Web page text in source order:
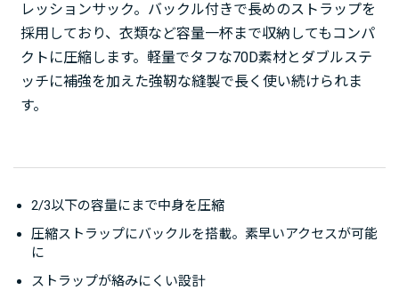
レッションサック。バックル付きで長めのストラップを
採用しており、衣類など容量一杯まで収納してもコンパ
クトに圧縮します。軽量でタフな70D素材とダブルステ
ッチに補強を加えた強靭な縫製で長く使い続けられま
す。
2/3以下の容量にまで中身を圧縮
圧縮ストラップにバックルを搭載。素早いアクセスが可能
に
ストラップが絡みにくい設計